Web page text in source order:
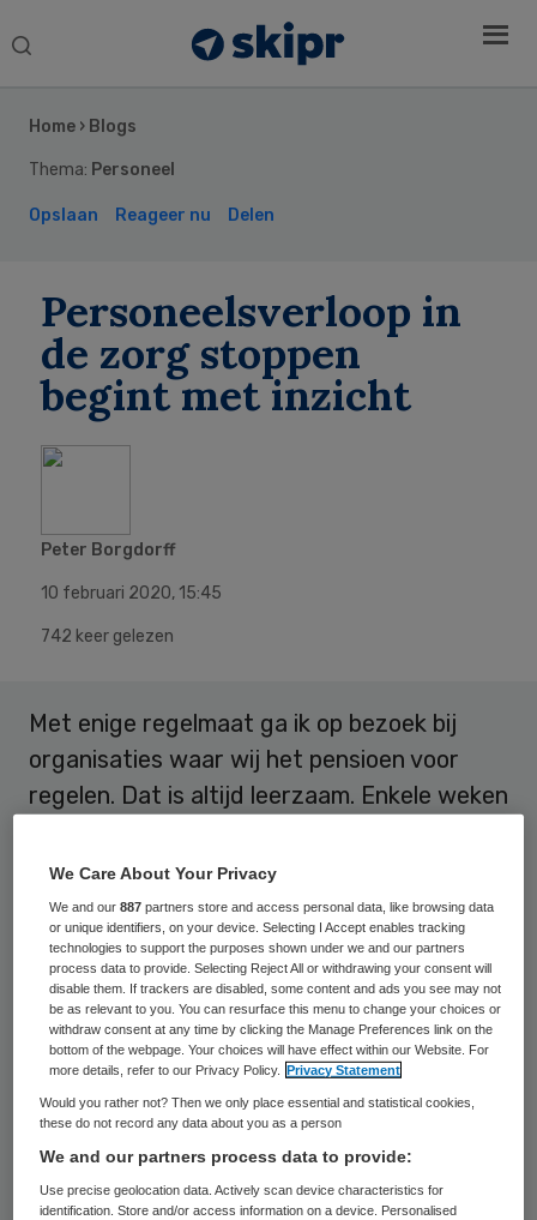
Search
Home › Blogs
Thema: Personeel
Opslaan Reageer nu Delen
Personeelsverloop in
de zorg stoppen
begint met inzicht
Peter Borgdorff
10 februari 2020, 15:45
742 keer gelezen
Met enige regelmaat ga ik op bezoek bij
organisaties waar wij het pensioen voor
regelen. Dat is altijd leerzaam. Enkele weken
bij TSN Thuiszorg in Zwolle. We spraken
daar met het management over de
arbeidsmarkt, die in de zorgsector onder
druk staat.
TSN Thuiszorg is een grote zorginstelling
die landelijk werkt en vooral veel in
Groningen actief is. Er werken ruim 1800
medewerkers, die zorg verlenen aan zo’n
4500 cliënten.
Sidebar
We Care About Your Privacy
We and our887 partners store and access personal data, like browsing data
or unique identifiers, on your device. Selecting I Accept enables tracking
technologies to support the purposes shown under we and our partners
process data to provide. Selecting Reject All or withdrawing your consent will
disable them. If trackers are disabled, some content and ads you see may not
be as relevant to you. You can resurface this menu to change your choices or
withdraw consent at any time by clicking the Manage Preferences link on the
bottom of the webpage. Your choices will have effect within our Website. For
more details, refer to our Privacy Policy.
Privacy Statement
Would you rather not? Then we only place essential and statistical cookies,
these do not record any data about you as a person
We and our partners process data to provide:
Use precise geolocation data. Actively scan device characteristics for
identification. Store and/or access information on a device. Personalised